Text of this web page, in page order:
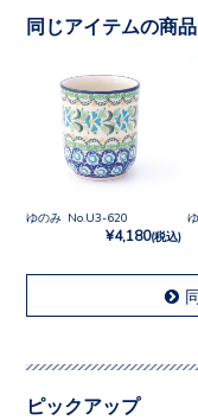
同じアイテムの商品
ゆのみ No.U3-620
¥4,180(税込)
ピックアップ